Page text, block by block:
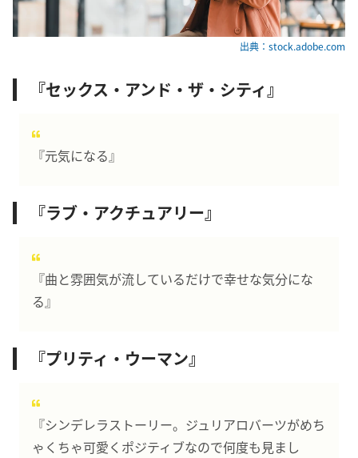
出典：stock.adobe.com
『セックス・アンド・ザ・シティ』
『元気になる』
『ラブ・アクチュアリー』
『曲と雰囲気が流しているだけで幸せな気分にな
る』
『プリティ・ウーマン』
『シンデレラストーリー。ジュリアロバーツがめち
ゃくちゃ可愛くポジティブなので何度も見まし